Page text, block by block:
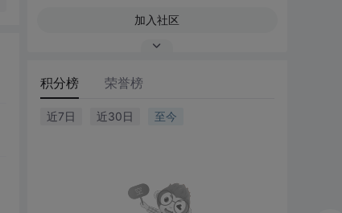
加入社区
积分榜 荣誉榜
近7日 近30日 至今